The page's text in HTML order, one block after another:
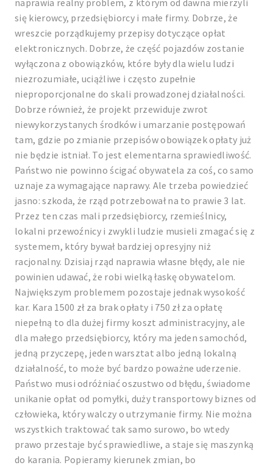
naprawia realny problem, z którym od dawna mierzyli
się kierowcy, przedsiębiorcy i małe firmy. Dobrze, że
wreszcie porządkujemy przepisy dotyczące opłat
elektronicznych. Dobrze, że część pojazdów zostanie
wyłączona z obowiązków, które były dla wielu ludzi
niezrozumiałe, uciążliwe i często zupełnie
nieproporcjonalne do skali prowadzonej działalności.
Dobrze również, że projekt przewiduje zwrot
niewykorzystanych środków i umarzanie postępowań
tam, gdzie po zmianie przepisów obowiązek opłaty już
nie będzie istniał. To jest elementarna sprawiedliwość.
Państwo nie powinno ścigać obywatela za coś, co samo
uznaje za wymagające naprawy. Ale trzeba powiedzieć
jasno: szkoda, że rząd potrzebował na to prawie 3 lat.
Przez ten czas mali przedsiębiorcy, rzemieślnicy,
lokalni przewoźnicy i zwykli ludzie musieli zmagać się z
systemem, który bywał bardziej opresyjny niż
racjonalny. Dzisiaj rząd naprawia własne błędy, ale nie
powinien udawać, że robi wielką łaskę obywatelom.
Największym problemem pozostaje jednak wysokość
kar. Kara 1500 zł za brak opłaty i 750 zł za opłatę
niepełną to dla dużej firmy koszt administracyjny, ale
dla małego przedsiębiorcy, który ma jeden samochód,
jedną przyczepę, jeden warsztat albo jedną lokalną
działalność, to może być bardzo poważne uderzenie.
Państwo musi odróżniać oszustwo od błędu, świadome
unikanie opłat od pomyłki, duży transportowy biznes od
człowieka, który walczy o utrzymanie firmy. Nie można
wszystkich traktować tak samo surowo, bo wtedy
prawo przestaje być sprawiedliwe, a staje się maszynką
do karania. Popieramy kierunek zmian, bo